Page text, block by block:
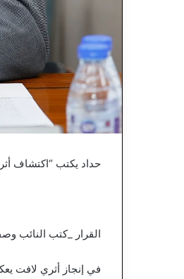
حداد يكتب “اكتشاف
القرار _كتب النائب
في إنجاز أثري لافت